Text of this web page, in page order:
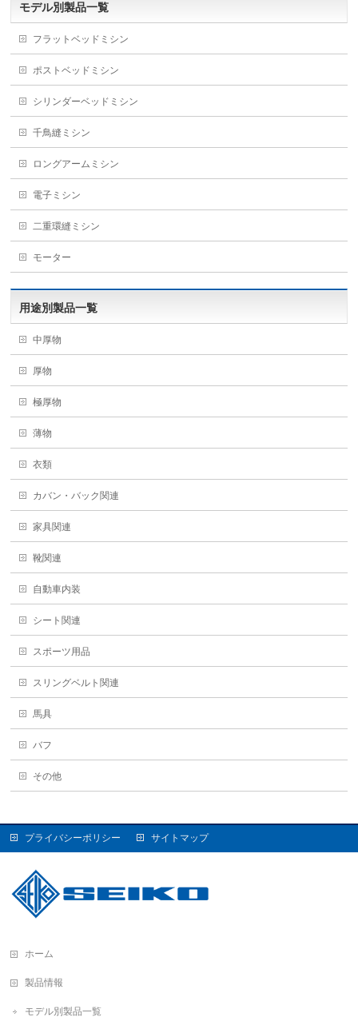
モデル別製品一覧
フラットベッドミシン
ポストベッドミシン
シリンダーベッドミシン
千鳥縫ミシン
ロングアームミシン
電子ミシン
二重環縫ミシン
モーター
用途別製品一覧
中厚物
厚物
極厚物
薄物
衣類
カバン・バック関連
家具関連
靴関連
自動車内装
シート関連
スポーツ用品
スリングベルト関連
馬具
バフ
その他
プライバシーポリシー サイトマップ
ホーム
製品情報
モデル別製品一覧